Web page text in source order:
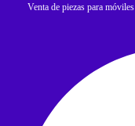
Venta de piezas para